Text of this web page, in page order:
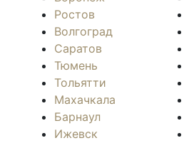
Ростов
Волгоград
Саратов
Тюмень
Тольятти
Махачкала
Барнаул
Ижевск